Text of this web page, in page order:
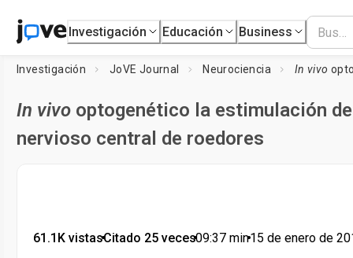
Investigación Educación Business
Investigación JoVE Journal Neurociencia In vivo
In vivo optogenético la estimulación
nervioso central de roedores
61.1K vistas•Citado 25 veces•09:37 min•15 de enero de